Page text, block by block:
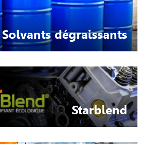
Solvants dégraissants
Starblend